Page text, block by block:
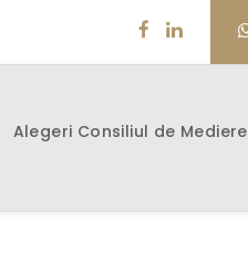
Alegeri Consiliul de Mediere